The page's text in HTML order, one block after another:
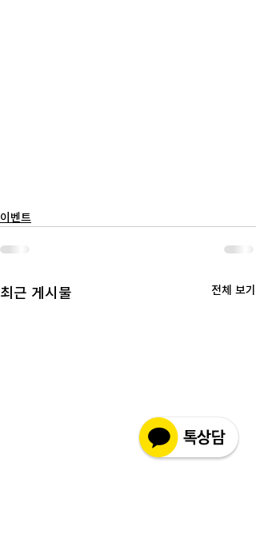
이벤트
최근 게시물 전체 보기